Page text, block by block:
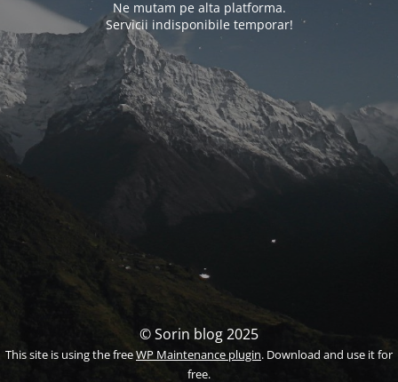
Ne mutam pe alta platforma.
Servicii indisponibile temporar!
© Sorin blog 2025
This site is using the freeWP Maintenance plugin. Download and use it for
free.